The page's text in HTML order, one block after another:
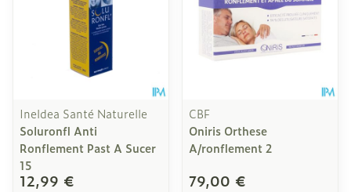
Ineldea Santé Naturelle
Soluronfl Anti
Ronflement Past A Sucer
15
12,99 €
CBF
Oniris Orthese
A/ronflement 2
79,00 €